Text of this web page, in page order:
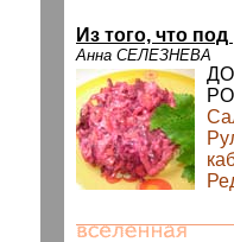
Из того, что под
Анна СЕЛЕЗНЕВА